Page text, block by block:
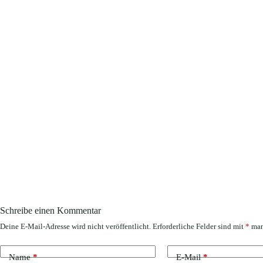
Schreibe einen Kommentar
Deine E-Mail-Adresse wird nicht veröffentlicht. Erforderliche Felder sind mit *
Name* E-Mail*